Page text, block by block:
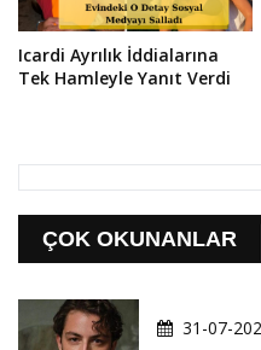
Icardi Ayrılık İddialarına
Tek Hamleyle Yanıt Verdi
ÇOK OKUNANLAR
31-07-